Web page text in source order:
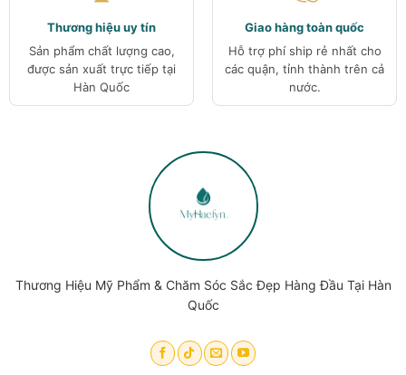
Thương hiệu uy tín
Sản phẩm chất lượng cao,
được sản xuất trực tiếp tại
Hàn Quốc
Giao hàng toàn quốc
Hỗ trợ phí ship rẻ nhất cho
các quận, tỉnh thành trên cả
nước.
Thương Hiệu Mỹ Phẩm & Chăm Sóc Sắc Đẹp Hàng Đầu Tại Hàn
Quốc